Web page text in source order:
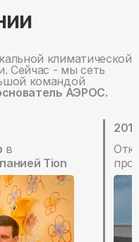
климатической
Сейчас - мы сеть
командой
АЭРОС.
в
Tion